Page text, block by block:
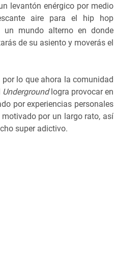
levantón enérgico por medio
aire para el hip hop
mundo alterno en donde
de su asiento y moverás el
lo que ahora la comunidad
Undergroundlogra provocar en
por experiencias personales
por un largo rato, así
super adictivo.